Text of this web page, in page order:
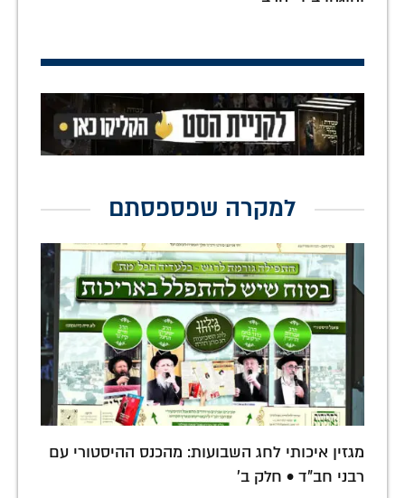
למקרה שפספסתם
מגזין איכותי לחג השבועות: מהכנס ההיסטורי עם
רבני חב"ד • חלק ב'